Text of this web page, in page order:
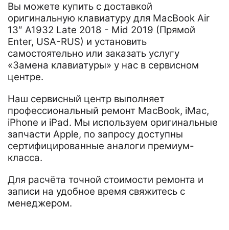
Вы можете купить с доставкой
оригинальную клавиатуру для MacBook Air
13″ A1932 Late 2018 - Mid 2019 (Прямой
Enter, USA-RUS) и установить
самостоятельно или заказать услугу
«Замена клавиатуры» у нас в сервисном
центре.
Наш сервисный центр выполняет
профессиональный ремонт MacBook, iMac,
iPhone и iPad. Мы используем оригинальные
запчасти Apple, по запросу доступны
сертифицированные аналоги премиум-
класса.
Для расчёта точной стоимости ремонта и
записи на удобное время свяжитесь с
менеджером.